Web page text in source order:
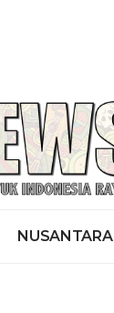
NUSANTARA